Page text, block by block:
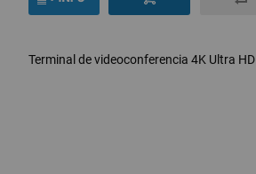
Terminal de videoconferencia 4K Ultra HD